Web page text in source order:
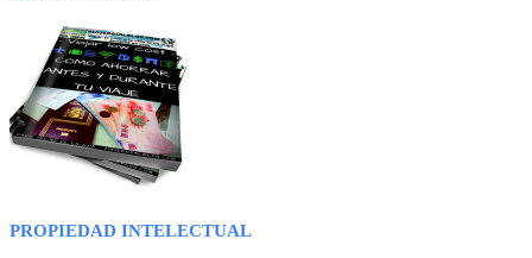
PROPIEDAD INTELECTUAL